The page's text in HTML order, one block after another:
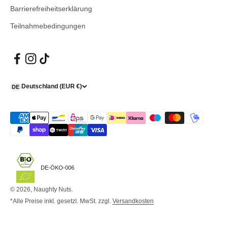
Barrierefreiheitserklärung
Teilnahmebedingungen
DE Deutschland (EUR €)
DE-ÖKO-006
© 2026, Naughty Nuts.
*Alle Preise inkl. gesetzl. MwSt. zzgl. Versandkosten